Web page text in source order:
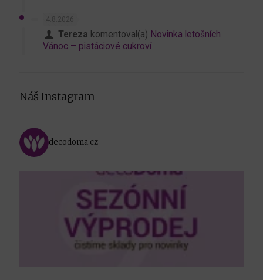
4.8.2026
Tereza komentoval(a) Novinka letošních
Vánoc – pistáciové cukroví
Náš Instagram
decodoma.cz